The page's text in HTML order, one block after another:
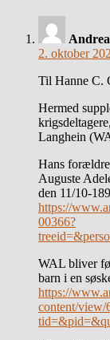
2. oktober
Til Hanne C.
Hermed
Langhein
Hans
Auguste
den 11/10-
https://
00366?
WAL bliver
barn i en
https://
content/view/